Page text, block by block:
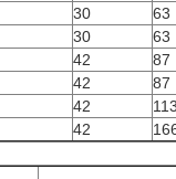
30
63
30
63
42
87
42
87
42
42